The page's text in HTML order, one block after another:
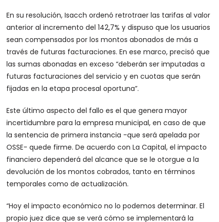
En su resolución, Isacch ordenó retrotraer las tarifas al valor
anterior al incremento del 142,7% y dispuso que los usuarios
sean compensados por los montos abonados de más a
través de futuras facturaciones. En ese marco, precisó que
las sumas abonadas en exceso “deberán ser imputadas a
futuras facturaciones del servicio y en cuotas que serán
fijadas en la etapa procesal oportuna”.
Este último aspecto del fallo es el que genera mayor
incertidumbre para la empresa municipal, en caso de que
la sentencia de primera instancia -que será apelada por
OSSE- quede firme. De acuerdo con La Capital, el impacto
financiero dependerá del alcance que se le otorgue a la
devolución de los montos cobrados, tanto en términos
temporales como de actualización.
“Hoy el impacto económico no lo podemos determinar. El
propio juez dice que se verá cómo se implementará la